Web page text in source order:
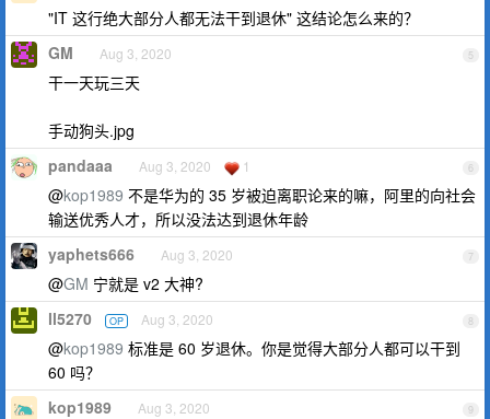
"IT 这行绝大部分人都无法干到退休" 这结论怎么来的？
5
GM Aug 3, 2020
干一天玩三天
手动狗头.jpg
6
pandaaa Aug 3, 2020 1
@kop1989 不是华为的 35 岁被迫离职论来的嘛，阿里的向社会
输送优秀人才，所以没法达到退休年龄
7
yaphets666 Aug 3, 2020
@GM 宁就是 v2 大神?
8
ll5270 OP Aug 3, 2020
@kop1989 标准是 60 岁退休。你是觉得大部分人都可以干到
60 吗？
9
kop1989 Aug 3, 2020